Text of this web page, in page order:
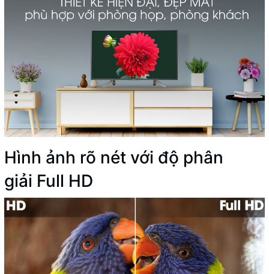
Hình ảnh rõ nét với độ phân
giải Full HD